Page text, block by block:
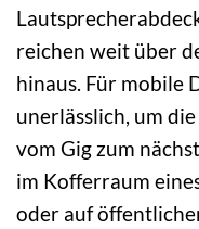
reichen weit über
hinaus. Für mobile
unerlässlich, um
vom Gig zum
im Kofferraum
oder auf